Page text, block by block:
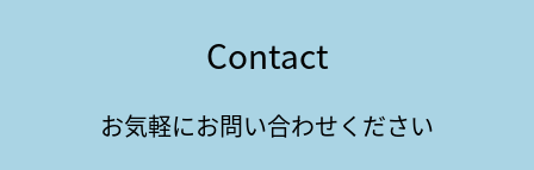
Contact
お気軽にお問い合わせください